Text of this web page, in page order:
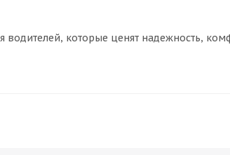
которые ценят надежность,